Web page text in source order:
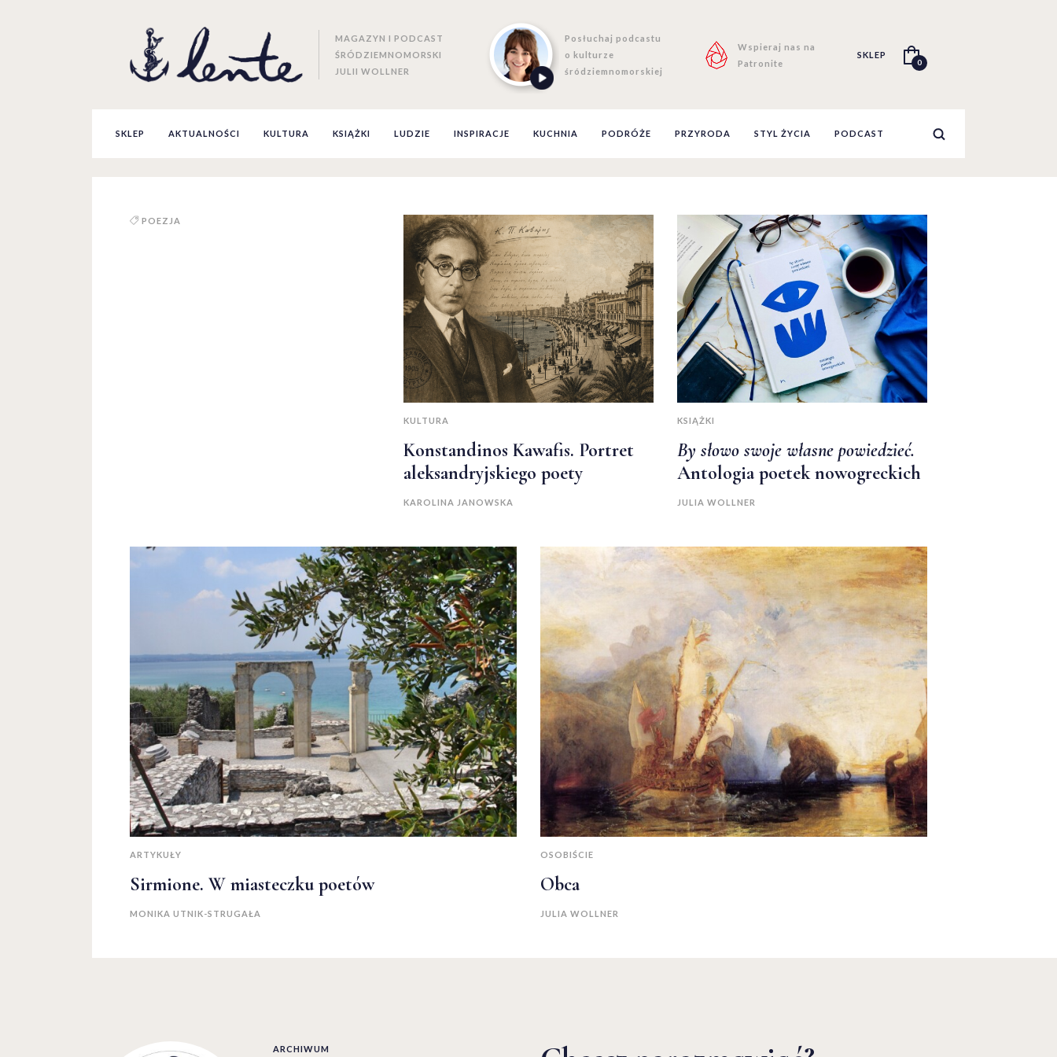
MAGAZYN I PODCAST
ŚRÓDZIEMNOMORSKI
JULII WOLLNER
Posłuchaj podcastu
o kulturze
śródziemnomorskiej
Wspieraj nas na
Patronite
SKLEP
0
SKLEP AKTUALNOŚCI KULTURA KSIĄŻKI LUDZIE INSPIRACJE KUCHNIA PODRÓŻE PRZYRODA STYL ŻYCIA PODCAST
POEZJA
KULTURA
Konstandinos Kawafis. Portret
aleksandryjskiego poety
KAROLINA JANOWSKA
KSIĄŻKI
By słowo swoje własne powiedzieć.
Antologia poetek nowogreckich
JULIA WOLLNER
ARTYKUŁY
Sirmione. W miasteczku poetów
MONIKA UTNIK-STRUGAŁA
OSOBIŚCIE
Obca
JULIA WOLLNER
ARCHIWUM